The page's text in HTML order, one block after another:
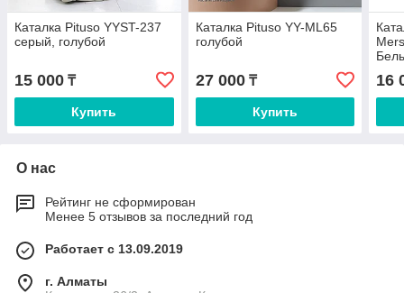
Каталка Pituso YYST-237
серый, голубой
15 000 ₸
Купить
Каталка Pituso YY-ML65
голубой
27 000₸
Купить
16
О нас
Рейтинг не сформирован
Менее 5 отзывов за последний год
Работает с 13.09.2019
г. Алматы